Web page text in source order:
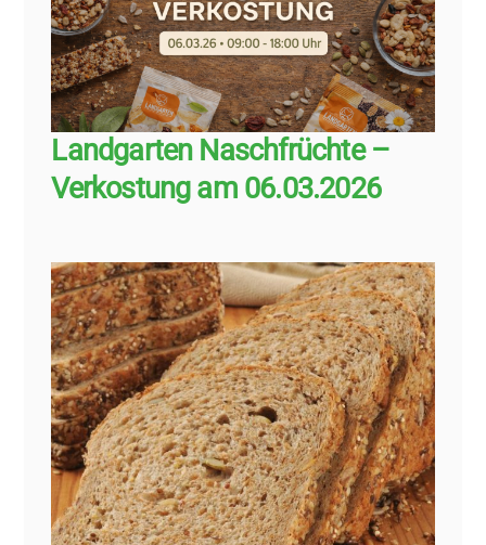
Landgarten Naschfrüchte –
Verkostung am 06.03.2026